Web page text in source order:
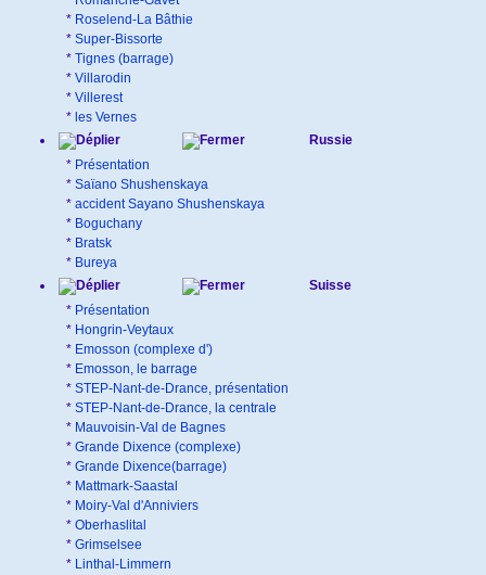
* Roselend-La Bâthie
* Super-Bissorte
* Tignes (barrage)
* Villarodin
* Villerest
* les Vernes
Russie
* Présentation
* Saïano Shushenskaya
* accident Sayano Shushenskaya
* Boguchany
* Bratsk
* Bureya
Suisse
* Présentation
* Hongrin-Veytaux
* Emosson (complexe d')
* Emosson, le barrage
* STEP-Nant-de-Drance, présentation
* STEP-Nant-de-Drance, la centrale
* Mauvoisin-Val de Bagnes
* Grande Dixence (complexe)
* Grande Dixence(barrage)
* Mattmark-Saastal
* Moiry-Val d'Anniviers
* Oberhaslital
* Grimselsee
* Linthal-Limmern